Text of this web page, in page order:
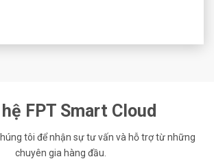
FPT Smart Cloud
tôi để nhận sự tư vấn và hỗ trợ từ những
chuyên gia hàng đầu.